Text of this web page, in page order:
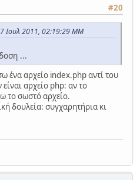
#20
Ιουλ 2011, 02:19:29 ΜΜ
...
ένα αρχείο index.php αντί του
αρχείο php: αν το
το σωστό αρχείο.
δουλεία: συγχαρητήρια κι